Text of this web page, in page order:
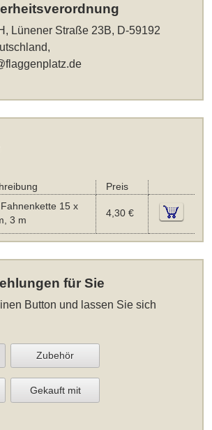
Lünener Straße 23B, D-59192
Preis
15 x
3 m
4,30 €
für Sie
Button und lassen Sie sich
Zubehör
Gekauft mit